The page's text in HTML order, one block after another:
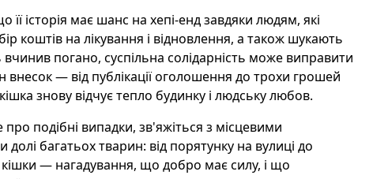
історія має шанс на хепі-енд завдяки людям, які
коштів на лікування і відновлення, а також шукають
погано, суспільна солідарність може виправити
— від публікації оголошення до трохи грошей
знову відчує тепло будинку і людську любов.
подібні випадки, зв'яжіться з місцевими
багатьох тварин: від порятунку на вулиці до
кішки — нагадування, що добро має силу, і що